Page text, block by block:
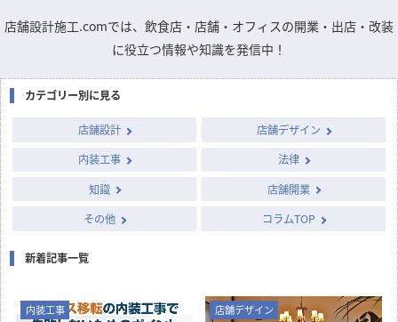
店舗設計施工.comでは、飲食店・店舗・オフィスの開業・出店・改装
に役立つ情報や知識を発信中！
カテゴリー別に見る
店舗設計
店舗デザイン
内装工事
法律
知識
店舗開業
その他
コラムTOP
新着記事一覧
内装工事 店舗デザイン